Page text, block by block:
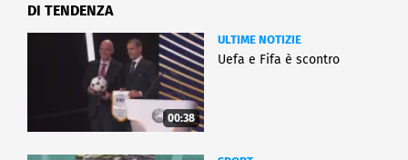
DI TENDENZA
00:38
ULTIME NOTIZIE
Uefa e Fifa è scontro